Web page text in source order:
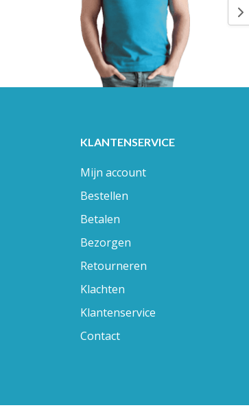
KLANTENSERVICE
Mijn account
Bestellen
Betalen
Bezorgen
Retourneren
Klachten
Klantenservice
Contact